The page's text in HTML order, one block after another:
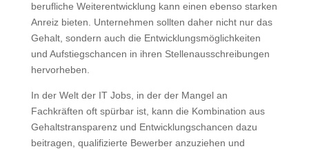
berufliche Weiterentwicklung kann einen ebenso starken
Anreiz bieten. Unternehmen sollten daher nicht nur das
Gehalt, sondern auch die Entwicklungsmöglichkeiten
und Aufstiegschancen in ihren Stellenausschreibungen
hervorheben.
In der Welt der IT Jobs, in der der Mangel an
Fachkräften oft spürbar ist, kann die Kombination aus
Gehaltstransparenz und Entwicklungschancen dazu
beitragen, qualifizierte Bewerber anzuziehen und